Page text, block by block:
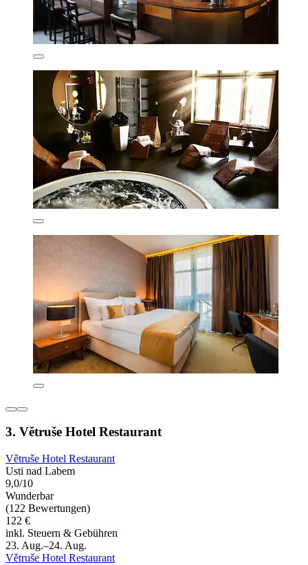
3. Větruše Hotel Restaurant
Větruše Hotel Restaurant
Usti nad Labem
9,0/10
Wunderbar
(122 Bewertungen)
122 €
inkl. Steuern & Gebühren
23. Aug.–24. Aug.
Větruše Hotel Restaurant